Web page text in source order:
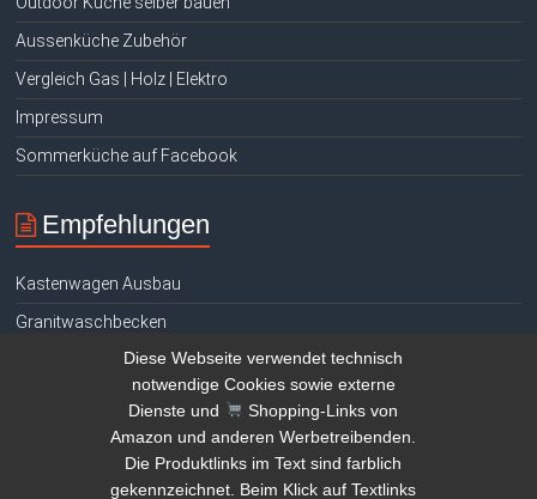
Aussenküche Zubehör
Vergleich Gas | Holz | Elektro
Impressum
Sommerküche auf Facebook
Empfehlungen
Kastenwagen Ausbau
Granitwaschbecken
Hühnerhaltung E-Book gratis
Teich reinigen Tipps
Kamera Drohne Vergleich
Diese Webseite verwendet technisch
notwendige Cookies sowie externe
Dienste und
Shopping-Links von
Amazon und anderen Werbetreibenden.
Die Produktlinks im Text sind farblich
gekennzeichnet. Beim Klick auf Textlinks